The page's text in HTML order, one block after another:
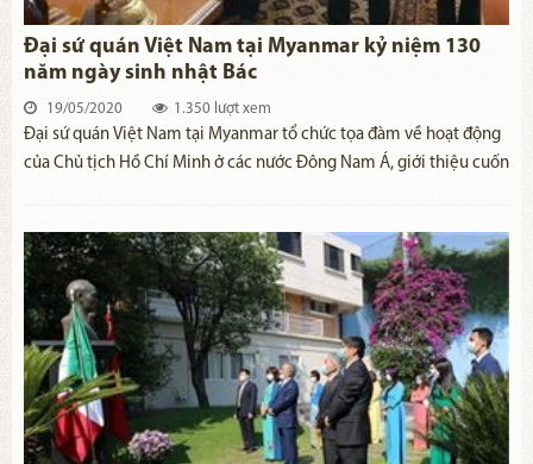
Đại sứ quán Việt Nam tại Myanmar kỷ niệm 130
năm ngày sinh nhật Bác
19/05/2020 1.350 lượt xem
​Đại sứ quán Việt Nam tại Myanmar tổ chức tọa đàm về hoạt động
của Chủ tịch Hồ Chí Minh ở các nước Đông Nam Á, giới thiệu cuốn